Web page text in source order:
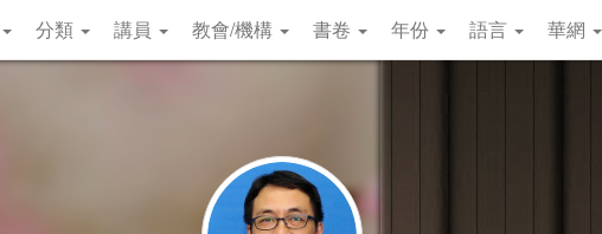
分類 講員 教會/機構 書卷 年份 語言 華網